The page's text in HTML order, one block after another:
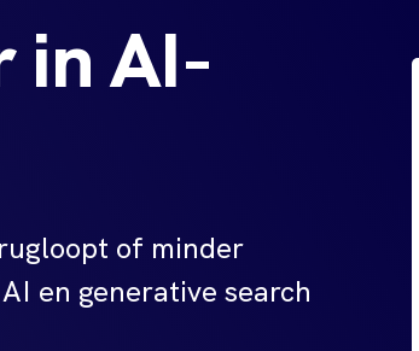
in AI-
of minder
en generative search